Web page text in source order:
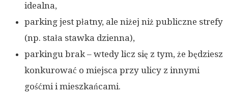
idealna,
parking jest płatny, ale niżej niż publiczne strefy
(np. stała stawka dzienna),
parkingu brak – wtedy licz się z tym, że będziesz
konkurować o miejsca przy ulicy z innymi
gośćmi i mieszkańcami.